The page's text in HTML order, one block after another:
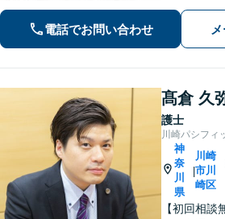
請求につい
室】【土日
電話でお問い合わせ
髙倉 久
護士
川崎パシフィ
神
奈
川
県
|
川崎
市川
崎区
【初回相